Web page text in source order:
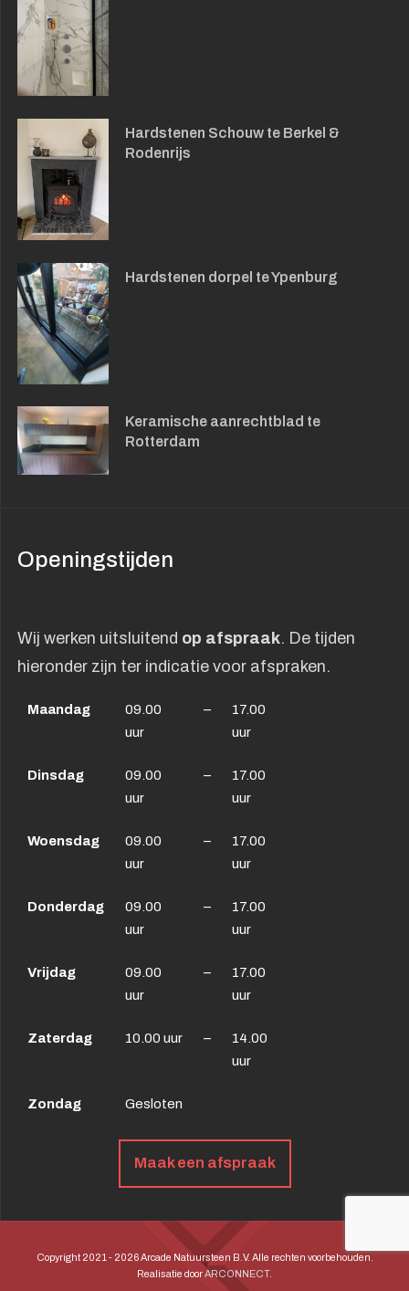
Hardstenen Schouw te Berkel &
Rodenrijs
Hardstenen dorpel te Ypenburg
Keramische aanrechtblad te
Rotterdam
Openingstijden
Wij werken uitsluitend op afspraak. De tijden
hieronder zijn ter indicatie voor afspraken.
Maandag
09.00
uur
–
17.00
uur
Dinsdag
09.00
uur
–
17.00
uur
Woensdag
09.00
uur
–
17.00
uur
Donderdag
09.00
uur
–
17.00
uur
Vrijdag
09.00
uur
–
17.00
uur
Zaterdag 10.00 uur –
14.00
uur
Zondag Gesloten
Maak een afspraak
Copyright 2021 - 2026 Arcade Natuursteen B.V. Alle rechten voorbehouden.
Realisatie doorARCONNECT.